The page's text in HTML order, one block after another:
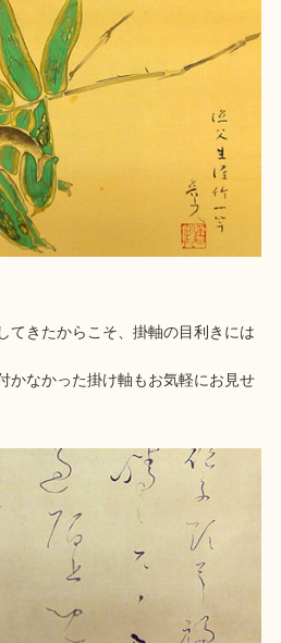
てきたからこそ、掛軸の目利きには
かなかった掛け軸もお気軽にお見せ